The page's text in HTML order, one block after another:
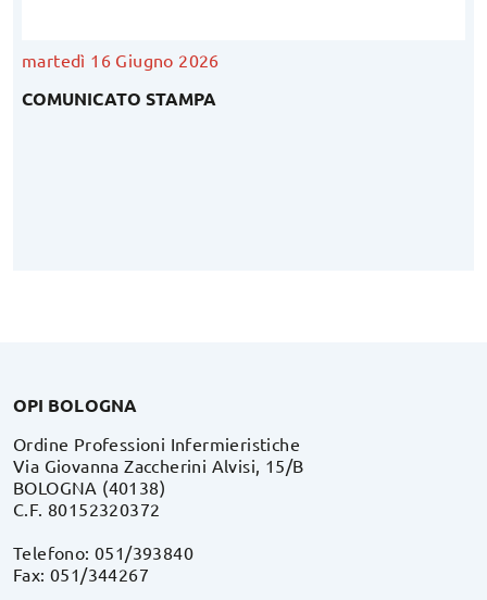
martedì 16 Giugno 2026
COMUNICATO STAMPA
OPI BOLOGNA
Ordine Professioni Infermieristiche
Via Giovanna Zaccherini Alvisi, 15/B
BOLOGNA (40138)
C.F. 80152320372
Telefono: 051/393840
Fax: 051/344267